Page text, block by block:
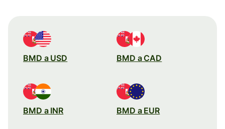
BMD a USD BMD a CAD
BMD a INR BMD a EUR